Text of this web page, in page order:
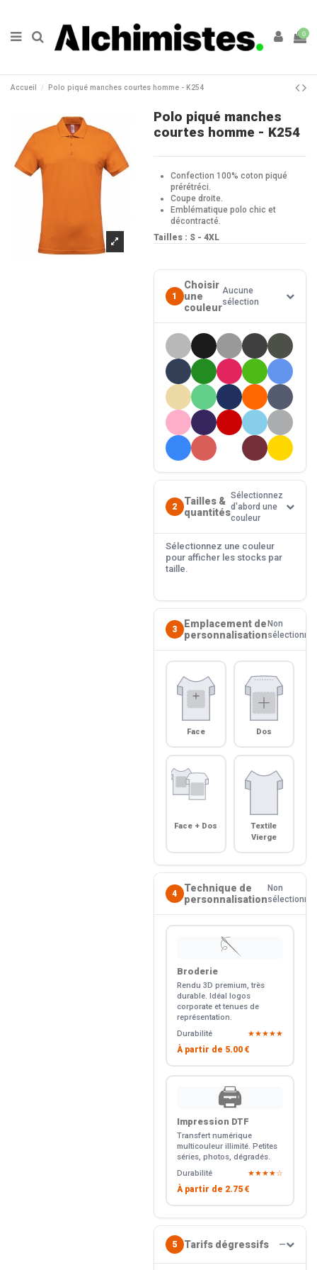
0
Accueil Polo piqué manches courtes homme - K254
Polo piqué manches
courtes homme - K254
Confection 100% coton piqué
prérétréci.
Coupe droite.
Emblématique polo chic et
décontracté.
Tailles : S - 4XL
1
Choisir
une
couleur
Aucune
sélection
2
Tailles &
quantités
Sélectionnez
d'abord une
couleur
Sélectionnez une couleur
pour afficher les stocks par
taille.
3
Emplacement de
personnalisation
Non
sélectionné
Face Dos
Face + Dos
Textile
Vierge
4
Technique de
personnalisation
Non
sélectionné
🪡
Broderie
Rendu 3D premium, très
durable. Idéal logos
corporate et tenues de
représentation.
Durabilité
★★★★★
À partir de 5.00 €
🖨️
Impression DTF
Transfert numérique
multicouleur illimité. Petites
séries, photos, dégradés.
Durabilité
★★★★☆
À partir de 2.75 €
5 Tarifs dégressifs —